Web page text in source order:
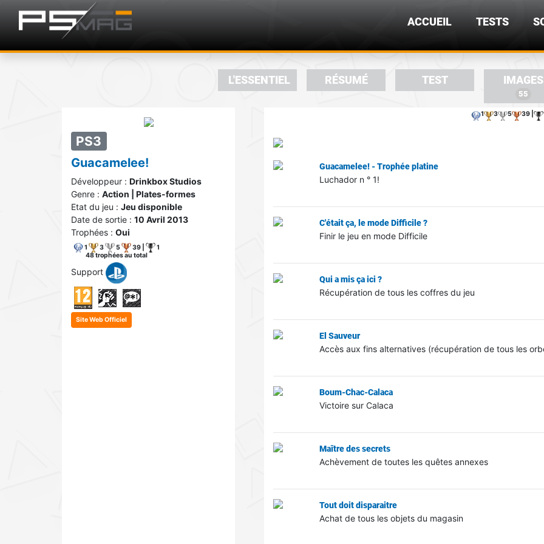
ACCUEIL TESTS
L'ESSENTIEL RÉSUMÉ TEST IMAGES
55
PS3
Guacamelee!
Développeur : Drinkbox Studios
Genre : Action | Plates-formes
Etat du jeu : Jeu disponible
Date de sortie : 10 Avril 2013
Trophées : Oui
1 3 5 39 |
1
48 trophées au total
Support
Site Web Officiel
1 3 5 39 |
Guacamelee! - Trophée platine
Luchador n ° 1!
C'était ça, le mode Difficile ?
Finir le jeu en mode Difficile
Qui a mis ça ici ?
Récupération de tous les coffres du jeu
El Sauveur
Accès aux fins alternatives (récupération de tous les
Boum-Chac-Calaca
Victoire sur Calaca
Maître des secrets
Achèvement de toutes les quêtes annexes
Tout doit disparaitre
Achat de tous les objets du magasin